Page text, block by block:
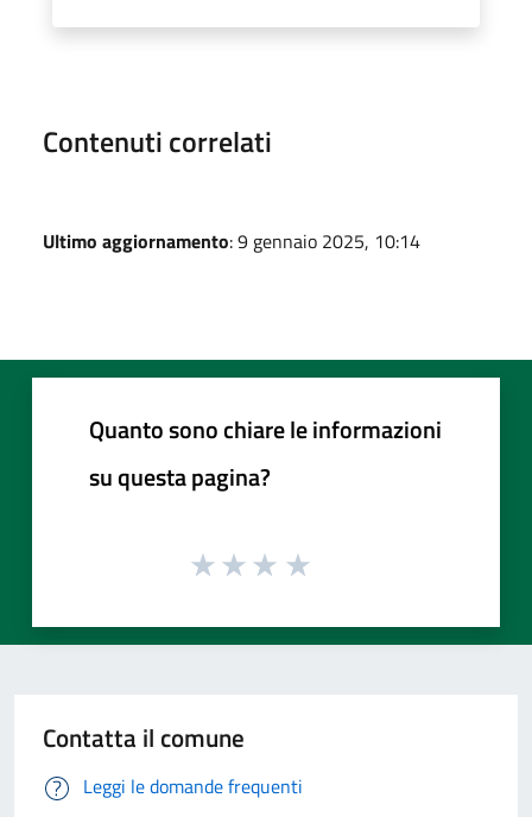
Contenuti correlati
Ultimo aggiornamento: 9 gennaio 2025, 10:14
Quanto sono chiare le informazioni
su questa pagina?
Contatta il comune
Leggi le domande frequenti